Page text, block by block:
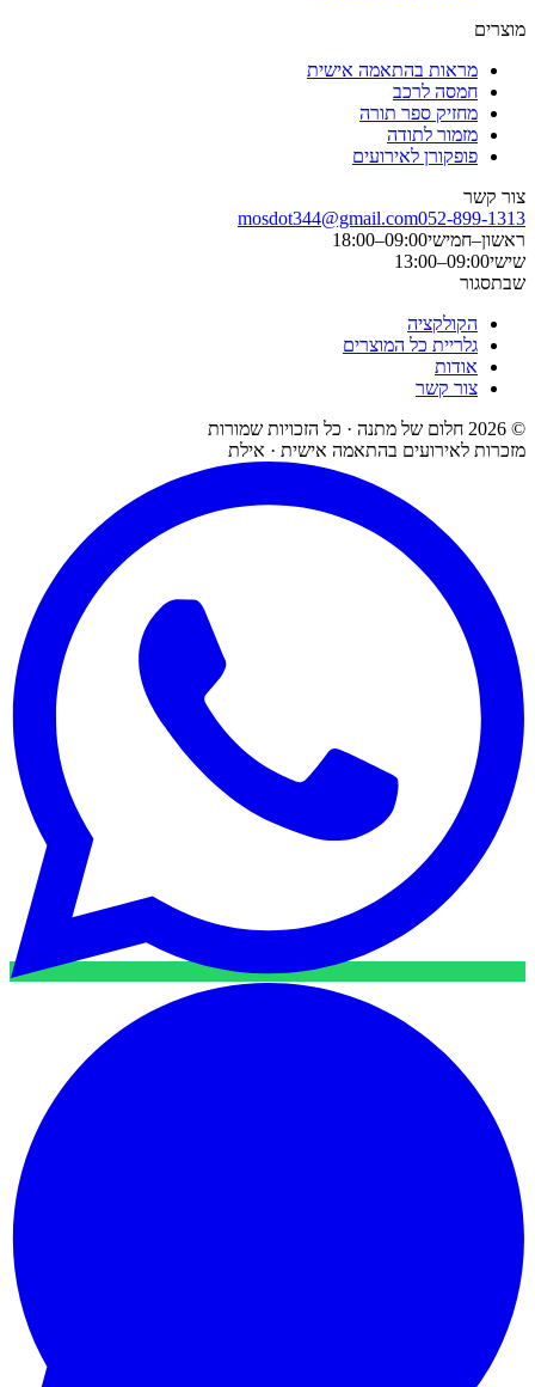
מוצרים
מראות בהתאמה אישית
חמסה לרכב
מחזיק ספר תורה
מזמור לתודה
פופקורן לאירועים
צור קשר
052-899-1313
mosdot344@gmail.com
ראשון–חמישי09:00–18:00
שישי09:00–13:00
שבתסגור
הקולקציה
גלריית כל המוצרים
אודות
צור קשר
©
2026 חלום של מתנה · כל הזכויות שמורות
מזכרות לאירועים בהתאמה אישית · אילת